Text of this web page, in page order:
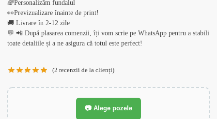
🌈Personalizăm fundalul
👀Previzualizare înainte de print!
🚚 Livrare în 2-12 zile
💬 📲 După plasarea comenzii, îți vom scrie pe WhatsApp pentru a stabili
toate detaliile și a ne asigura că totul este perfect!
(2 recenzii de la clienți)
📷 Alege pozele